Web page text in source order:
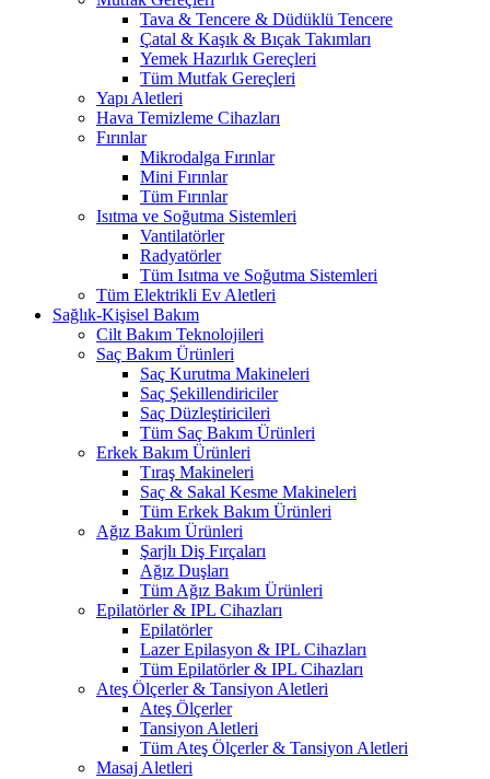
Tava & Tencere & Düdüklü Tencere
Çatal & Kaşık & Bıçak Takımları
Yemek Hazırlık Gereçleri
Tüm Mutfak Gereçleri
Yapı Aletleri
Hava Temizleme Cihazları
Fırınlar
Mikrodalga Fırınlar
Mini Fırınlar
Tüm Fırınlar
Isıtma ve Soğutma Sistemleri
Vantilatörler
Radyatörler
Tüm Isıtma ve Soğutma Sistemleri
Tüm Elektrikli Ev Aletleri
Sağlık-Kişisel Bakım
Cilt Bakım Teknolojileri
Saç Bakım Ürünleri
Saç Kurutma Makineleri
Saç Şekillendiriciler
Saç Düzleştiricileri
Tüm Saç Bakım Ürünleri
Erkek Bakım Ürünleri
Tıraş Makineleri
Saç & Sakal Kesme Makineleri
Tüm Erkek Bakım Ürünleri
Ağız Bakım Ürünleri
Şarjlı Diş Fırçaları
Ağız Duşları
Tüm Ağız Bakım Ürünleri
Epilatörler & IPL Cihazları
Epilatörler
Lazer Epilasyon & IPL Cihazları
Tüm Epilatörler & IPL Cihazları
Ateş Ölçerler & Tansiyon Aletleri
Ateş Ölçerler
Tansiyon Aletleri
Tüm Ateş Ölçerler & Tansiyon Aletleri
Masaj Aletleri